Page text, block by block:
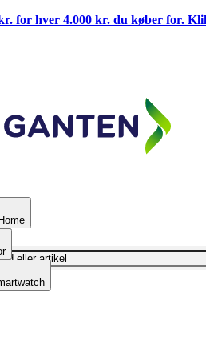
for hver 4.000 kr. du køber for.